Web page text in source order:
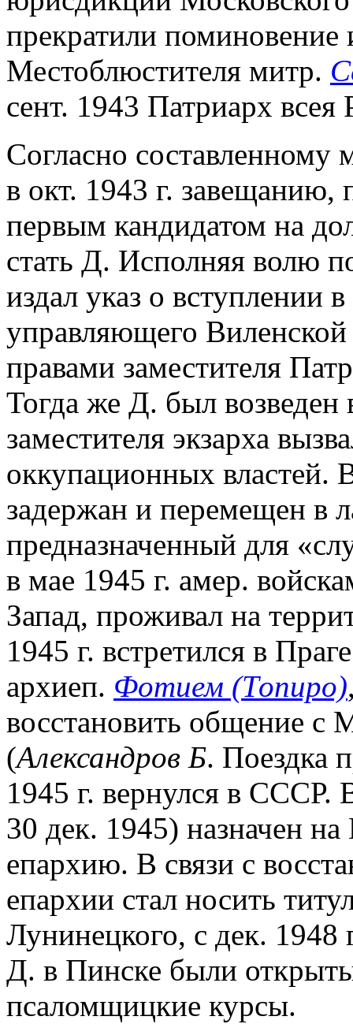
прекратили
Местоблюстителя митр.
сент. 1943 Патриарх всея
Согласно
в окт. 1943 г. завещанию,
первым кандидатом на
стать Д. Исполняя волю
издал указ о вступлении
управляющего
правами заместителя
Тогда же Д. был возведен
заместителя экзарха
оккупационных властей.
задержан и перемещен в
предназначенный для
в мае 1945 г. амер.
Запад, проживал на
1945 г. встретился в
архиеп. Фотием (Топиро)
восстановить общение с
(Александров Б. Поездка
1945 г. вернулся в СССР.
30 дек. 1945) назначен
епархию. В связи с
епархии стал носить
Лунинецкого, с дек.
Д. в Пинске были
псаломщицкие курсы.